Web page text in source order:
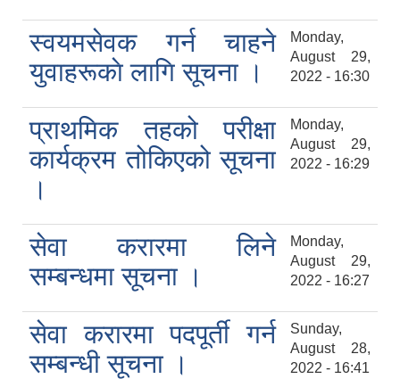
स्वयमसेवक गर्न चाहने
युवाहरूकाे लागि सूचना ।
Monday,
August 29,
2022 - 16:30
प्राथमिक तहको परीक्षा
कार्यक्रम तोकिएको सूचना
।
Monday,
August 29,
2022 - 16:29
सेवा करारमा लिने
सम्बन्धमा सूचना ।
Monday,
August 29,
2022 - 16:27
सेवा करारमा पदपूर्ती गर्न
सम्बन्धी सूचना ।
Sunday,
August 28,
2022 - 16:41